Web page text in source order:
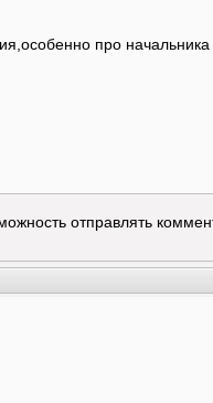
про начальника
отправлять